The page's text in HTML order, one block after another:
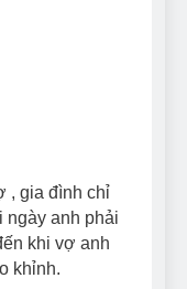
, gia đình chỉ
ngày anh phải
khi vợ anh
khỉnh.